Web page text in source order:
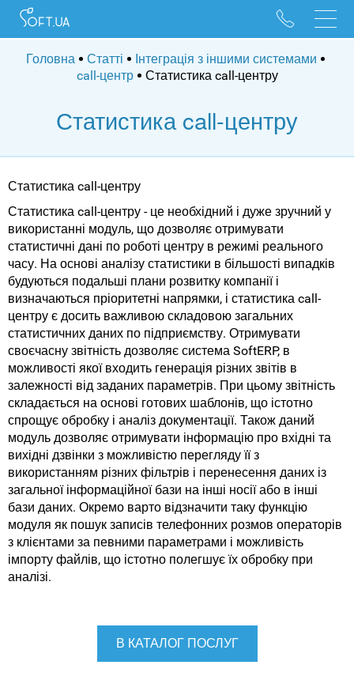
096 528 10 88
095 022 53 84
Головна Статті
Інтеграція з іншими системами
call-центр
Статистика call-центру
Статистика call-центру
Статистика call-центру
Статистика call-центру - це необхідний і дуже зручний у
використанні модуль, що дозволяє отримувати
статистичні дані по роботі центру в режимі реального
часу. На основі аналізу статистики в більшості випадків
будуються подальші плани розвитку компанії і
визначаються пріоритетні напрямки, і статистика call-
центру є досить важливою складовою загальних
статистичних даних по підприємству. Отримувати
своєчасну звітність дозволяє система SoftERP, в
можливості якої входить генерація різних звітів в
залежності від заданих параметрів. При цьому звітність
складається на основі готових шаблонів, що істотно
спрощує обробку і аналіз документації. Також даний
модуль дозволяє отримувати інформацію про вхідні та
вихідні дзвінки з можливістю перегляду її з
використанням різних фільтрів і перенесення даних із
загальної інформаційної бази на інші носії або в інші
бази даних. Окремо варто відзначити таку функцію
модуля як пошук записів телефонних розмов операторів
з клієнтами за певними параметрами і можливість
імпорту файлів, що істотно полегшує їх обробку при
аналізі.
В КАТАЛОГ ПОСЛУГ